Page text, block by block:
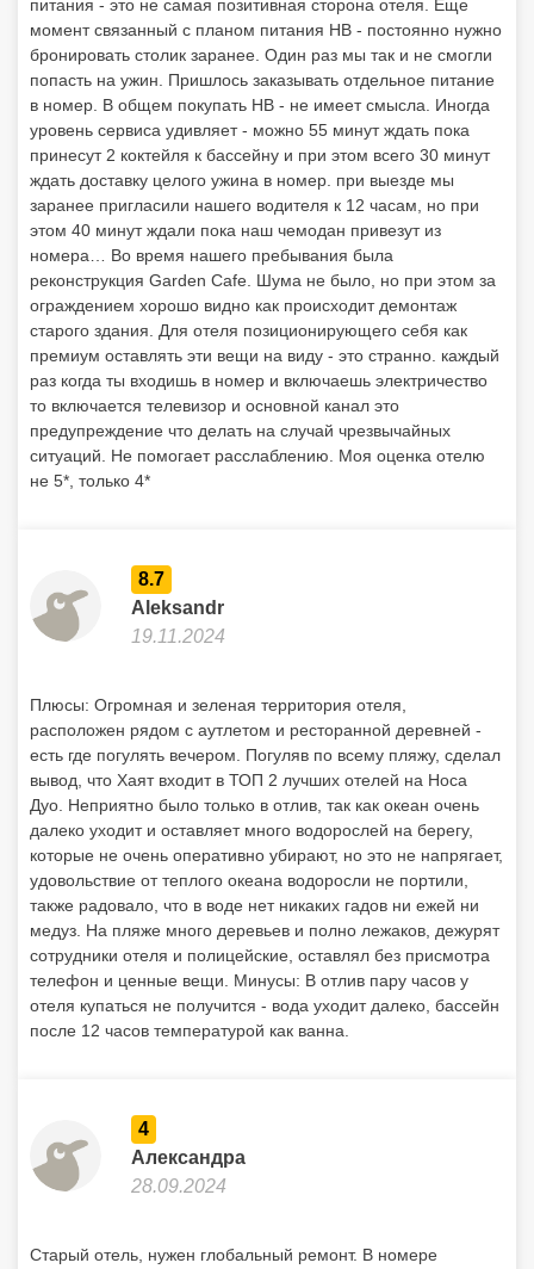
питания - это не самая позитивная сторона отеля. Еще
момент связанный с планом питания HB - постоянно нужно
бронировать столик заранее. Один раз мы так и не смогли
попасть на ужин. Пришлось заказывать отдельное питание
в номер. В общем покупать HB - не имеет смысла. Иногда
уровень сервиса удивляет - можно 55 минут ждать пока
принесут 2 коктейля к бассейну и при этом всего 30 минут
ждать доставку целого ужина в номер. при выезде мы
заранее пригласили нашего водителя к 12 часам, но при
этом 40 минут ждали пока наш чемодан привезут из
номера… Во время нашего пребывания была
реконструкция Garden Cafe. Шума не было, но при этом за
ограждением хорошо видно как происходит демонтаж
старого здания. Для отеля позиционирующего себя как
премиум оставлять эти вещи на виду - это странно. каждый
раз когда ты входишь в номер и включаешь электричество
то включается телевизор и основной канал это
предупреждение что делать на случай чрезвычайных
ситуаций. Не помогает расслаблению. Моя оценка отелю
не 5*, только 4*
8.7
Aleksandr
19.11.2024
Плюсы: Огромная и зеленая территория отеля,
расположен рядом с аутлетом и ресторанной деревней -
есть где погулять вечером. Погуляв по всему пляжу, сделал
вывод, что Хаят входит в ТОП 2 лучших отелей на Носа
Дуо. Неприятно было только в отлив, так как океан очень
далеко уходит и оставляет много водорослей на берегу,
которые не очень оперативно убирают, но это не напрягает,
удовольствие от теплого океана водоросли не портили,
также радовало, что в воде нет никаких гадов ни ежей ни
медуз. На пляже много деревьев и полно лежаков, дежурят
сотрудники отеля и полицейские, оставлял без присмотра
телефон и ценные вещи. Минусы: В отлив пару часов у
отеля купаться не получится - вода уходит далеко, бассейн
после 12 часов температурой как ванна.
4
Александра
28.09.2024
Старый отель, нужен глобальный ремонт. В номере